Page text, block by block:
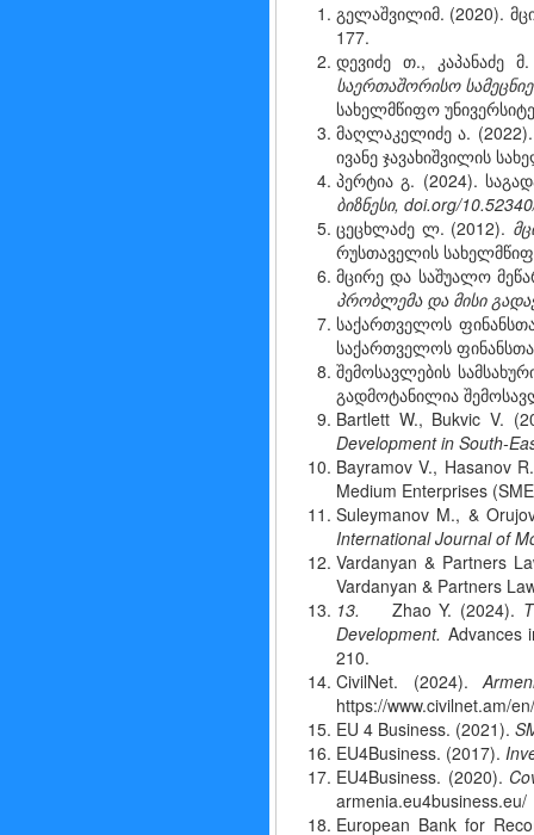
გელაშვილიმ. (2020).
177.
დევიძე თ., კაპანაძე
საერთაშორისო
სახელმწიფო
მაღლაკელიძე ა.
ივანე ჯავახიშვილის
პერტია გ. (2024).
ბიზნესი, doi.org/
ცეცხლაძე ლ. (2012).
რუსთაველის
მცირე და საშუალო
პრობლემა და მისი
საქართველოს
საქართველოს
შემოსავლების
გადმოტანილია
Bartlett W., Bukvic V.
Development in South-
Bayramov V., Hasanov
Medium Enterprises
Suleymanov M., &
International Journal of
Vardanyan & Partners
Vardanyan & Partners
13. Zhao Y. (2024).
Development. Advances
210.
CivilNet. (2024).
https://www.civilnet.am/en/
EU 4 Business. (2021).
EU4Business. (2017).
EU4Business. (2020).
armenia.eu4business.eu/
European Bank for